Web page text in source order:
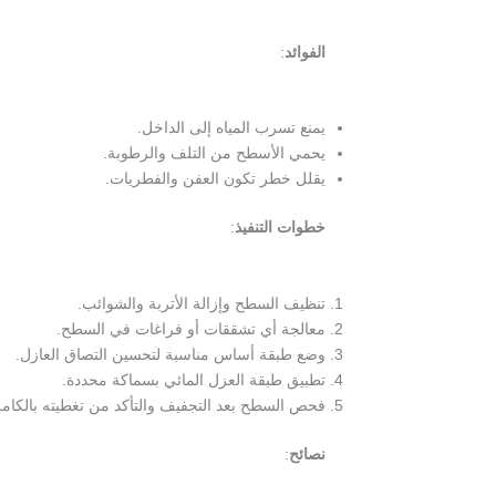
الفوائد:
يمنع تسرب المياه إلى الداخل.
يحمي الأسطح من التلف والرطوبة.
يقلل خطر تكون العفن والفطريات.
خطوات التنفيذ:
تنظيف السطح وإزالة الأتربة والشوائب.
معالجة أي تشققات أو فراغات في السطح.
وضع طبقة أساس مناسبة لتحسين التصاق العازل.
تطبيق طبقة العزل المائي بسماكة محددة.
فحص السطح بعد التجفيف والتأكد من تغطيته
نصائح: